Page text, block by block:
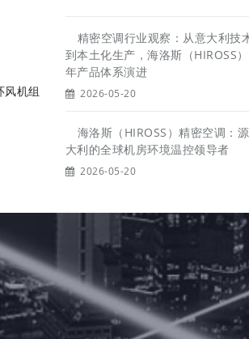
机组
精密空调行业观察：从意大利技
到本土化生产，海洛斯（HIROSS
年产品体系演进
2026-05-20
海洛斯（HIROSS）精密空调：
大利的全球机房环境温控领导者
2026-05-20